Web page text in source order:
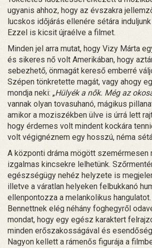
ugyanis ahhoz, hogy az évszakra
lucskos időjárás ellenére sétára
Ezzel is kicsit újraélve a filmet.
Minden jel arra mutat, hogy Vizy Márta
és sikeres nő volt Amerikában, hogy
sebezhető, önmagát kereső emberré
Szépen tönkretette magát, vagy ahogy
mondja neki: „Hülyék a nők. Még az
vannak olyan tovasuhanó, mágikus
amikor a moziszékben ülve is úrrá lett
hogy érdemes volt mindent kockára
volt végignéznem egy hosszú, néma
A központi dráma mögött szemérmesen
izgalmas kincsekre lelhetünk.
egészségügy nehéz helyzete is
illetve a váratlan helyeken felbukkanó
ellenpontozza a melankolikus
Bennettnek elég néhány foghegyről
mondat, hogy egy egész karaktert
minden erőszakosságával és
Nagyon kellett a rámenős figurája a